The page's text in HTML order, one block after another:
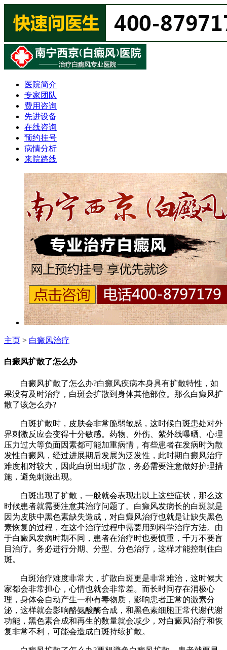
医院简介
专家团队
费用咨询
先进设备
在线咨询
预约挂号
病情分析
来院路线
主页 > 白癜风治疗
白癜风扩散了怎么办
白癜风扩散了怎么办?白癜风疾病本身具有扩散特性，如
果没有及时治疗，白斑会扩散到身体其他部位。那么白癜风扩
散了该怎么办?
白斑扩散时，皮肤会非常脆弱敏感，这时候白斑患处对外
界刺激反应会变得十分敏感。药物、外伤、紫外线曝晒、心理
压力过大等负面因素都可能加重病情，有些患者在发病时为散
发性白癜风，经过进展期后发展为泛发性，此时期白癜风治疗
难度相对较大，因此白斑出现扩散，务必需要注意做好护理措
施，避免刺激出现。
白斑出现了扩散，一般就会表现出以上这些症状，那么这
时候患者就需要注意其治疗问题了。白癜风发病长的白斑就是
因为皮肤中黑色素缺失造成，对白癜风治疗也就是让缺失黑色
素恢复的过程，在这个治疗过程中需要用到科学治疗方法。由
于白癜风发病时期不同，患者在治疗时也要慎重，千万不要盲
目治疗。务必进行分期、分型、分色治疗，这样才能控制住白
斑。
白斑治疗难度非常大，扩散白斑更是非常难治，这时候大
家都会非常担心，心情也就会非常差。而长时间存在消极心
理，身体会自动产生一种有毒物质，影响患者正常的激素分
泌，这样就会影响酪氨酸酶合成，和黑色素细胞正常代谢代谢
功能，黑色素合成和再生的数量就会减少，对白癜风治疗和恢
复非常不利，可能会造成白斑持续扩散。